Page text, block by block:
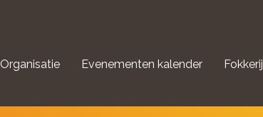
Organisatie Evenementen kalender Fokkerij